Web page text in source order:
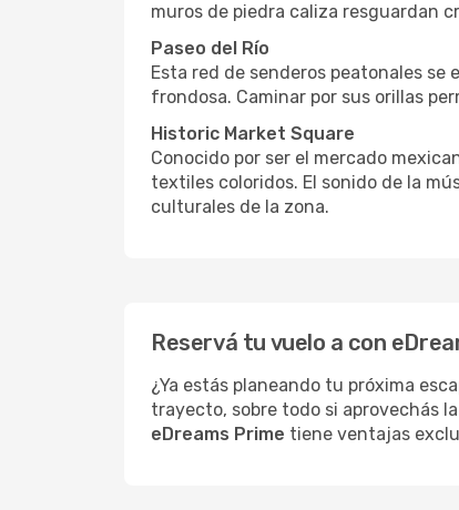
muros de piedra caliza resguardan
Paseo del Río
Esta red de senderos peatonales
frondosa. Caminar por sus orillas
Historic Market Square
Conocido por ser el mercado
textiles coloridos. El sonido de la
culturales de la zona.
Reservá tu vuelo a con
¿Ya estás planeando tu próxima
trayecto, sobre todo si aprovechás
eDreams Prime tiene ventajas